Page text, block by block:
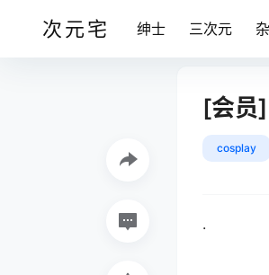
次元宅 绅士 三次元
[会员
cosplay
.